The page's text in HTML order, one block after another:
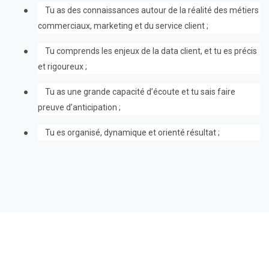
●
Tu as des connaissances autour de la réalité des métiers
commerciaux, marketing et du service client ;
●
Tu comprends les enjeux de la data client, et tu es précis
et rigoureux ;
●
Tu as une grande capacité d’écoute et tu sais faire
preuve d’anticipation ;
● Tu es organisé, dynamique et orienté résultat ;